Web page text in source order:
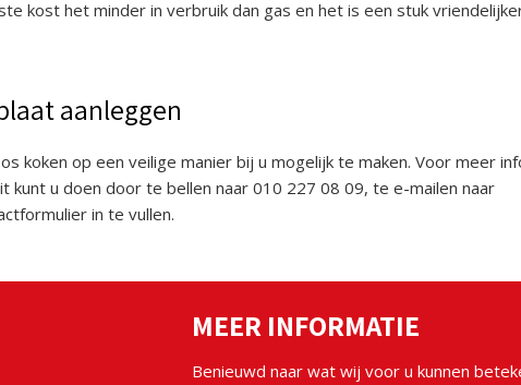
kost het minder in verbruik dan gas en het is een stuk
aanleggen
koken op een veilige manier bij u mogelijk te maken. Voor meer
kunt u doen door te bellen naar 010 227 08 09, te e-mailen naar
in te vullen.
MEER INFORMATIE
Benieuwd naar wat wij voor u kunnen